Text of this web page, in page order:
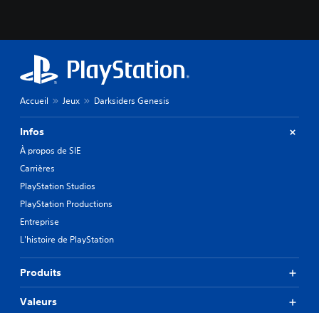
Accueil Jeux Darksiders Genesis
Infos
À propos de SIE
Carrières
PlayStation Studios
PlayStation Productions
Entreprise
L'histoire de PlayStation
Produits
Valeurs